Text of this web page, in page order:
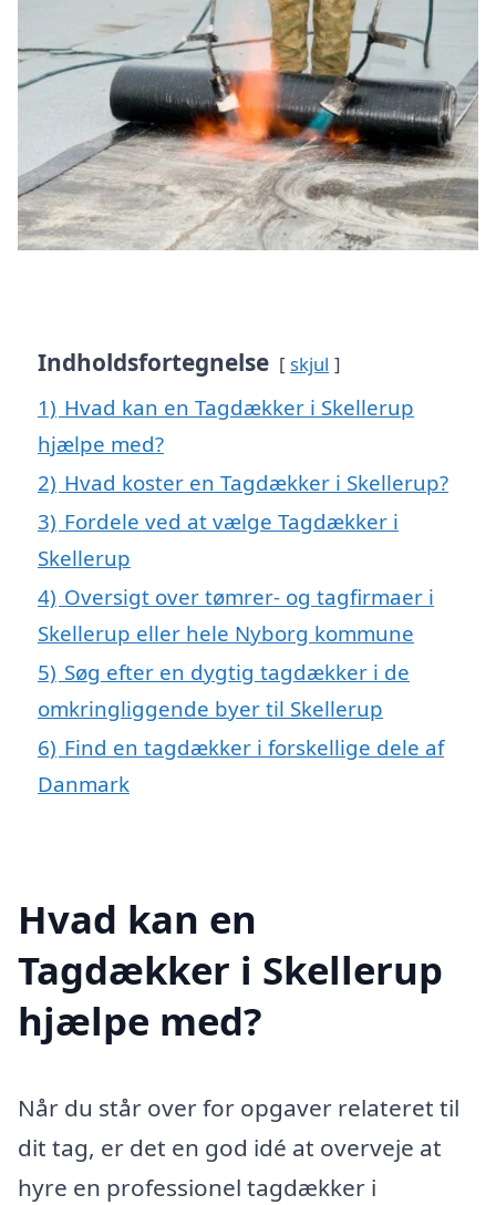
Indholdsfortegnelse skjul
1) Hvad kan en Tagdækker i Skellerup
hjælpe med?
2) Hvad koster en Tagdækker i Skellerup?
3) Fordele ved at vælge Tagdækker i
Skellerup
4) Oversigt over tømrer- og tagfirmaer i
Skellerup eller hele Nyborg kommune
5) Søg efter en dygtig tagdækker i de
omkringliggende byer til Skellerup
6) Find en tagdækker i forskellige dele af
Danmark
Hvad kan en
Tagdækker i Skellerup
hjælpe med?
Når du står over for opgaver relateret til
dit tag, er det en god idé at overveje at
hyre en professionel tagdækker i